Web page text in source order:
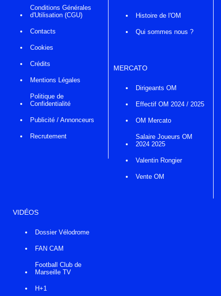
Conditions Générales
d'Utilisation (CGU)
Contacts
Cookies
Crédits
Mentions Légales
Politique de
Confidentialité
Publicité / Annonceurs
Recrutement
Histoire de l'OM
Qui sommes nous ?
MERCATO
Dirigeants OM
Effectif OM 2024 / 2025
OM Mercato
Salaire Joueurs OM
2024 2025
Valentin Rongier
Vente OM
VIDÉOS
Dossier Vélodrome
FAN CAM
Football Club de
Marseille TV
H+1